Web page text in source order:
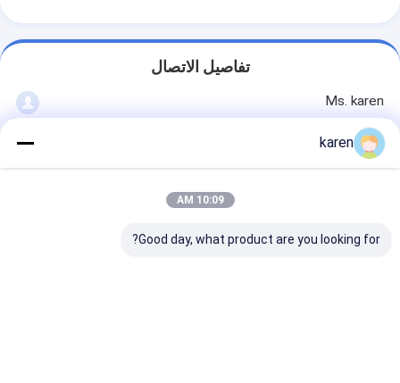
شاشة ذبابة سلسلة الألومنيوم
تفاصيل الاتصال
Ms. karen
+86 15932304587
منطقة التنمية الشرقية، مقاطعة أنبينغ، هيبي، الصين
karen
10:09 AM
Good day, what product are you looking for?